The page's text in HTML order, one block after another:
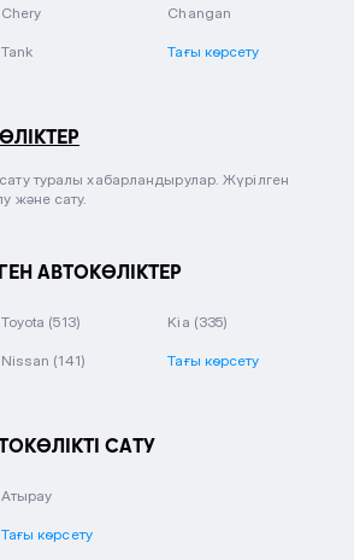
Chery Changan
Tank Тағы көрсету
туралы хабарландырулар. Жүрілген
және сату.
АВТОКӨЛІКТЕР
Toyota (513) Kia (335)
Nissan (141) Тағы көрсету
САТУ
Атырау
Тағы көрсету